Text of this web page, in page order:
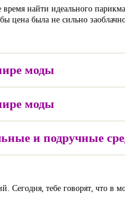
найти идеального
была не сильно
моды
моды
и подручные
тебе говорят, что в